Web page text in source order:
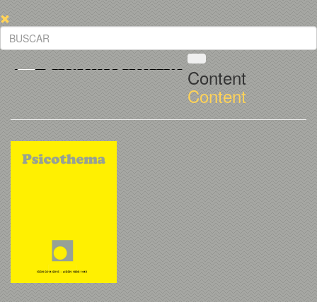
Content
Content